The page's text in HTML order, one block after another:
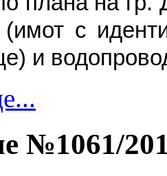
(имот с
и
№1061/